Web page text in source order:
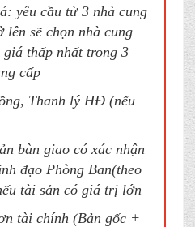
yêu cầu từ 3 nhà cung
lên sẽ chọn nhà cung
giá thấp nhất trong 3
cấp
Thanh lý HĐ (nếu
bàn giao có xác nhận
đạo Phòng Ban(theo
tài sản có giá trị lớn
tài chính (Bản gốc +